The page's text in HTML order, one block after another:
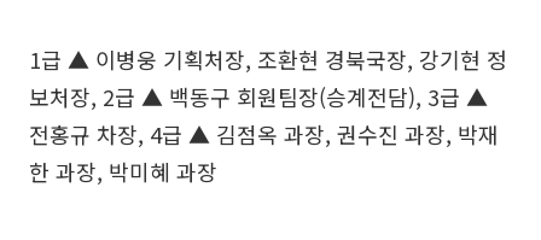
1급 ▲ 이병웅 기획처장, 조환현 경북국장, 강기현 정
보처장, 2급 ▲ 백동구 회원팀장(승계전담), 3급 ▲
전홍규 차장, 4급 ▲ 김점옥 과장, 권수진 과장, 박재
한 과장, 박미혜 과장